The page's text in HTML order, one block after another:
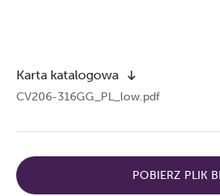
Karta katalogowa
CV206-316GG_PL_low.pdf
POBIERZ PLIK